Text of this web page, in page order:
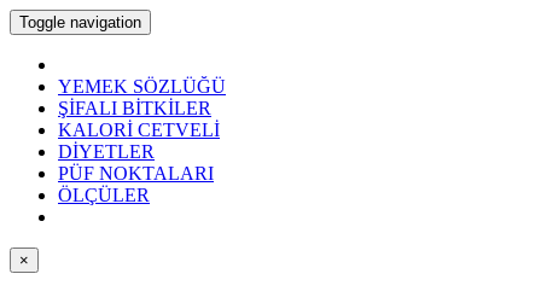
Toggle navigation
YEMEK SÖZLÜĞÜ
ŞİFALI BİTKİLER
KALORİ CETVELİ
DİYETLER
PÜF NOKTALARI
ÖLÇÜLER
×